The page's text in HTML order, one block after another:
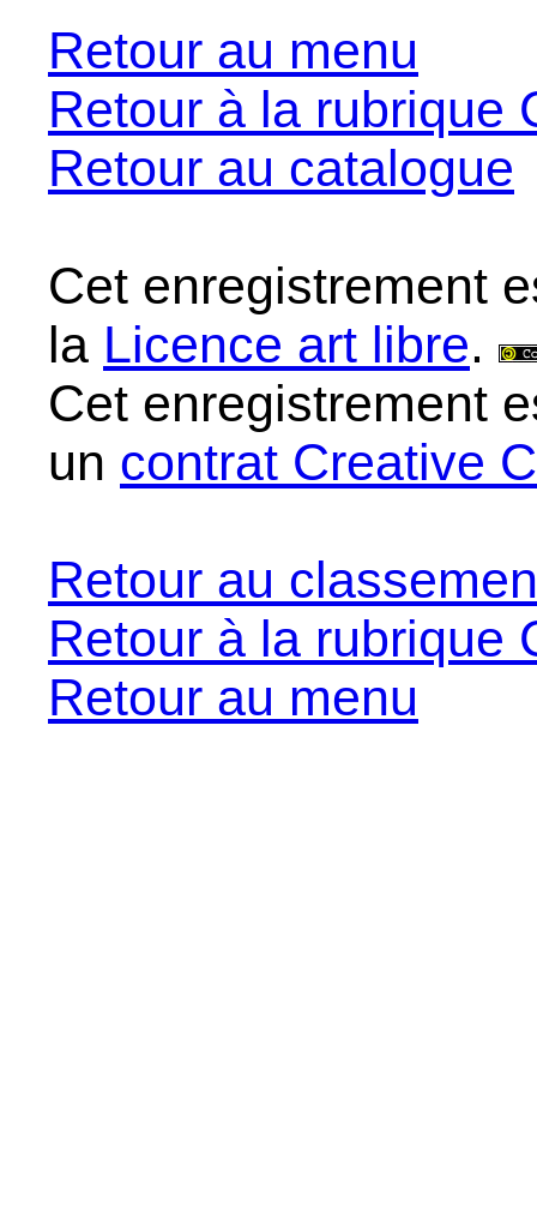
Retour au menu
Retour à la rubrique
Retour au catalogue
Cet enregistrement
la Licence art libre.
Cet enregistrement
un contrat Creative
Retour au
Retour à la rubrique
Retour au menu